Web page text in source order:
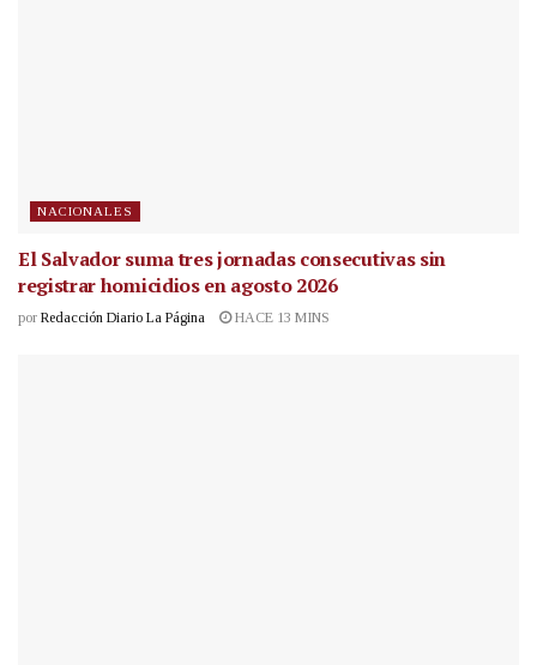
NACIONALES
El Salvador suma tres jornadas consecutivas sin
registrar homicidios en agosto 2026
por Redacción Diario La Página HACE 13 MINS